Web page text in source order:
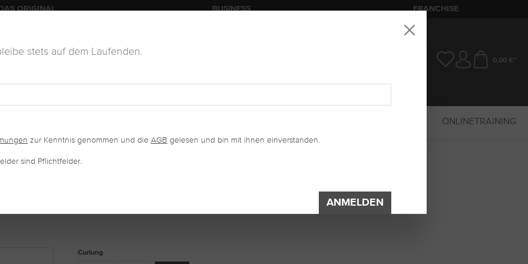
ORIGINAL BUSINESS FRANCHISE
0,00 €*
ONLINETRAINING
Curlung
stets auf dem Laufenden.
zur Kenntnis genommen und die AGB gelesen und bin mit ihnen einverstanden.
sind Pflichtfelder.
ANMELDEN